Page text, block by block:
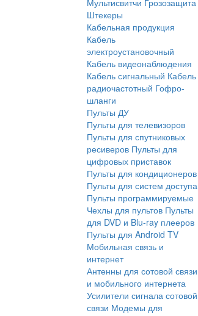
Мультисвитчи Грозозащита
Штекеры
Кабельная продукция
Кабель
электроустановочный
Кабель видеонаблюдения
Кабель сигнальный Кабель
радиочастотный Гофро-
шланги
Пульты ДУ
Пульты для телевизоров
Пульты для спутниковых
ресиверов Пульты для
цифровых приставок
Пульты для кондиционеров
Пульты для систем доступа
Пульты программируемые
Чехлы для пультов Пульты
для DVD и Blu-ray плееров
Пульты для Android TV
Мобильная связь и
интернет
Антенны для сотовой связи
и мобильного интернета
Усилители сигнала сотовой
связи Модемы для